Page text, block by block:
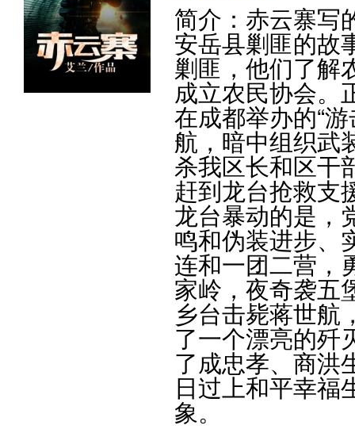
简介：赤云寨写
安岳县剿匪的故
剿匪，他们了解
成立农民协会。
在成都举办的“
航，暗中组织武
杀我区长和区干
赶到龙台抢救支
龙台暴动的是，
鸣和伪装进步、
连和一团二营，
家岭，夜奇袭五
乡台击毙蒋世航
了一个漂亮的歼
了成忠孝、商洪
日过上和平幸福
象。